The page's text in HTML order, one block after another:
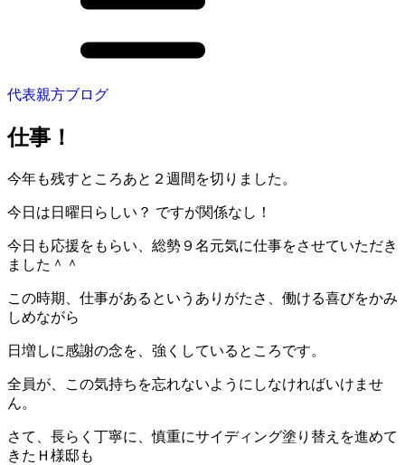
代表親方ブログ
仕事！
今年も残すところあと２週間を切りました。
今日は日曜日らしい？ ですが関係なし！
今日も応援をもらい、総勢９名元気に仕事をさせていただき
ました＾＾
この時期、仕事があるというありがたさ、働ける喜びをかみ
しめながら
日増しに感謝の念を、強くしているところです。
全員が、この気持ちを忘れないようにしなければいけませ
ん。
さて、長らく丁寧に、慎重にサイディング塗り替えを進めて
きたＨ様邸も